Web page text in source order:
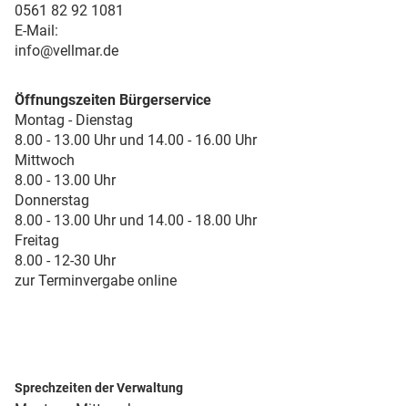
0561 82 92 1081
E-Mail:
info@vellmar.de
Öffnungszeiten Bürgerservice
Montag - Dienstag
8.00 - 13.00 Uhr und 14.00 - 16.00 Uhr
Mittwoch
8.00 - 13.00 Uhr
Donnerstag
8.00 - 13.00 Uhr und 14.00 - 18.00 Uhr
Freitag
8.00 - 12-30 Uhr
zur Terminvergabe online
Sprechzeiten der Verwaltung